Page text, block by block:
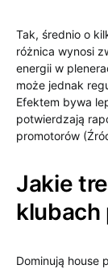
Tak, średnio o
różnica wynosi
energii w
może jednak
Efektem bywa
potwierdzają
promotorów
Jakie
klubach
Dominują house